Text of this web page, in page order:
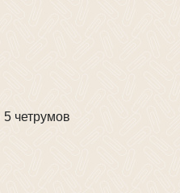
5 четрумов